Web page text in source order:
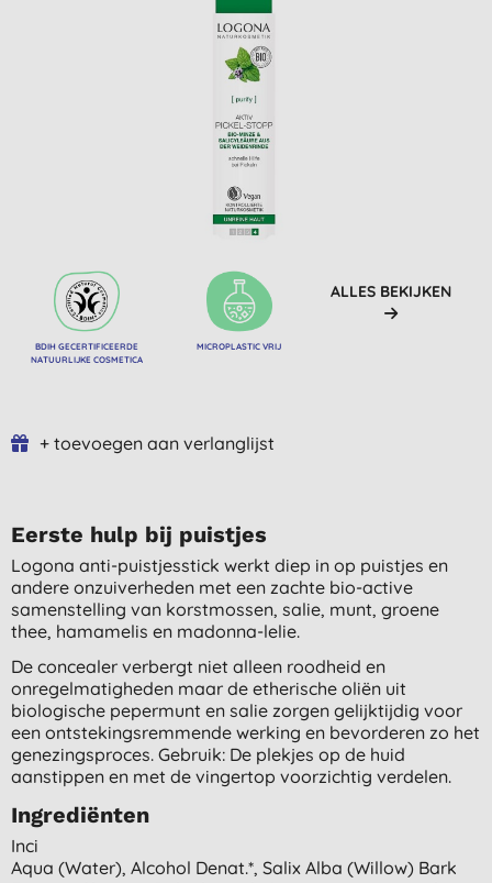
BDIH GECERTIFICEERDE
NATUURLIJKE COSMETICA
MICROPLASTIC VRIJ
ALLES BEKIJKEN
+ toevoegen aan verlanglijst
Eerste hulp bij puistjes
Logona anti-puistjesstick werkt diep in op puistjes en
andere onzuiverheden met een zachte bio-active
samenstelling van korstmossen, salie, munt, groene
thee, hamamelis en madonna-lelie.
De concealer verbergt niet alleen roodheid en
onregelmatigheden maar de etherische oliën uit
biologische pepermunt en salie zorgen gelijktijdig voor
een ontstekingsremmende werking en bevorderen zo het
genezingsproces. Gebruik: De plekjes op de huid
aanstippen en met de vingertop voorzichtig verdelen.
Ingrediënten
Inci
Aqua (water), Alcohol Denat.*, Salix Alba (willow) Bark